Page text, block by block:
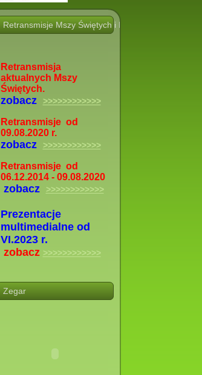
Retransmisje Mszy Świętych i Nabożeństw i innych
Retransmisja
aktualnych Mszy
Świętych.
zobacz >>>>>>>>>>>>
Retransmisje od
09.08.2020 r.
zobacz >>>>>>>>>>>>
Retransmisje od
06.12.2014 - 09.08.2020
zobacz >>>>>>>>>>>>
Prezentacje
multimedialne od
VI.2023 r.
zobacz >>>>>>>>>>>>
Zegar